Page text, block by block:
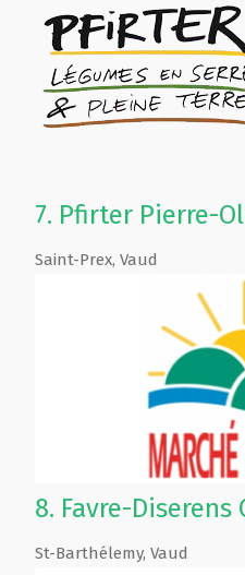
7. Pfirter Pierre-
Saint-Prex, Vaud
8. Favre-Diserens
St-Barthélemy, Vaud